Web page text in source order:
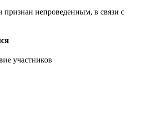
непроведенным, в связи с
участников